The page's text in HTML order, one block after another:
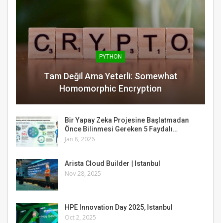
PYTHON
Tam Değil Ama Yeterli: Somewhat
Homomorphic Encryption
Bir Yapay Zeka Projesine Başlatmadan
Önce Bilinmesi Gereken 5 Faydalı…
Jan 8, 2026
Arista Cloud Builder | Istanbul
Nov 28, 2025
HPE Innovation Day 2025, Istanbul
Oct 2, 2025